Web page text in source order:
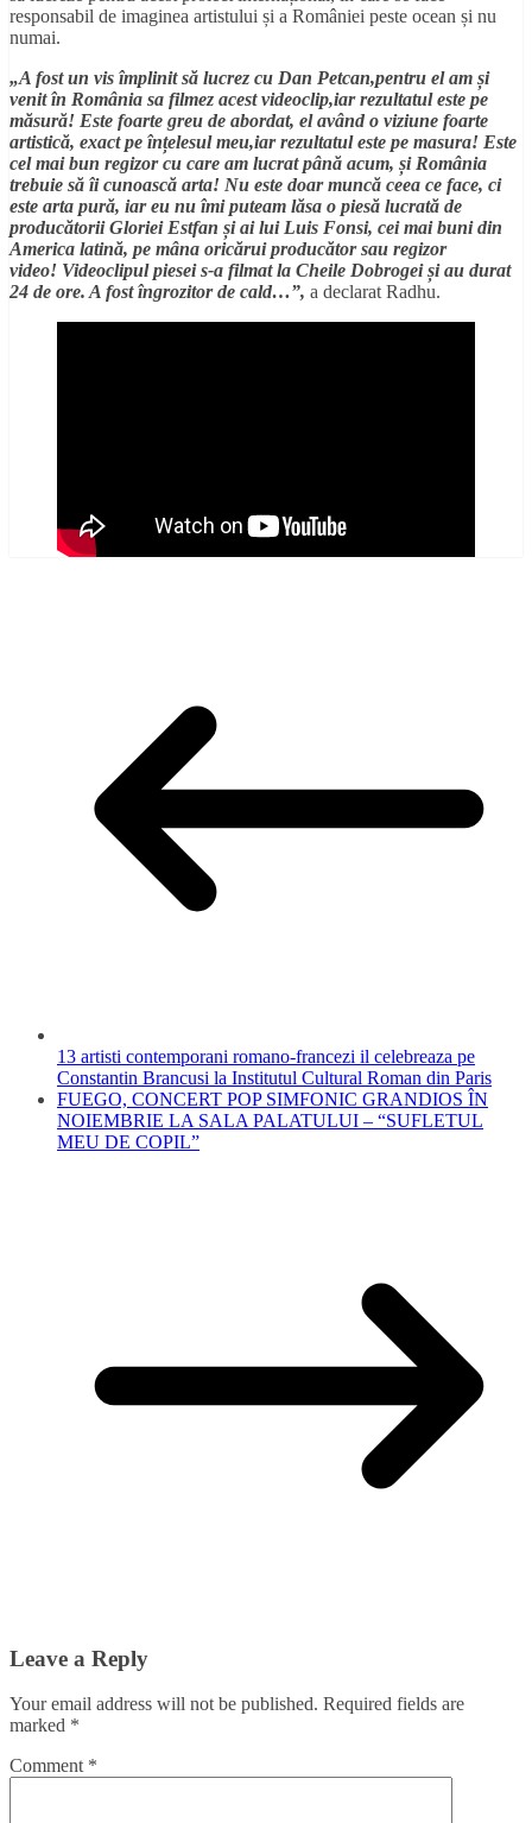
responsabil de imaginea artistului și a României peste ocean și nu
numai.
„A fost un vis împlinit să lucrez cu Dan Petcan,pentru el am și
venit în România sa filmez acest videoclip,iar rezultatul este pe
măsură! Este foarte greu de abordat, el având o viziune foarte
artistică, exact pe înțelesul meu,iar rezultatul este pe masura! Este
cel mai bun regizor cu care am lucrat până acum, și România
trebuie să îi cunoască arta! Nu este doar muncă ceea ce face, ci
este arta pură, iar eu nu îmi puteam lăsa o piesă lucrată de
producătorii Gloriei Estfan și ai lui Luis Fonsi, cei mai buni din
America latină, pe mâna oricărui producător sau regizor
video! Videoclipul piesei s-a filmat la Cheile Dobrogei și au durat
24 de ore. A fost îngrozitor de cald…”, a declarat Radhu.
13 artisti contemporani romano-francezi il celebreaza pe
Constantin Brancusi la Institutul Cultural Roman din Paris
FUEGO, CONCERT POP SIMFONIC GRANDIOS ÎN
NOIEMBRIE LA SALA PALATULUI – “SUFLETUL
MEU DE COPIL”
Leave a Reply
Your email address will not be published. Required fields are
marked *
Comment *